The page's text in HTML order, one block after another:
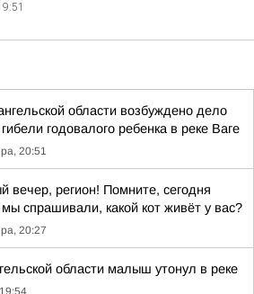
области возбуждено дело
годовалого ребенка в реке Ваге
20:51
вечер, регион! Помните, сегодня
спрашивали, какой кот живёт у вас?
20:27
области малыш утонул в реке